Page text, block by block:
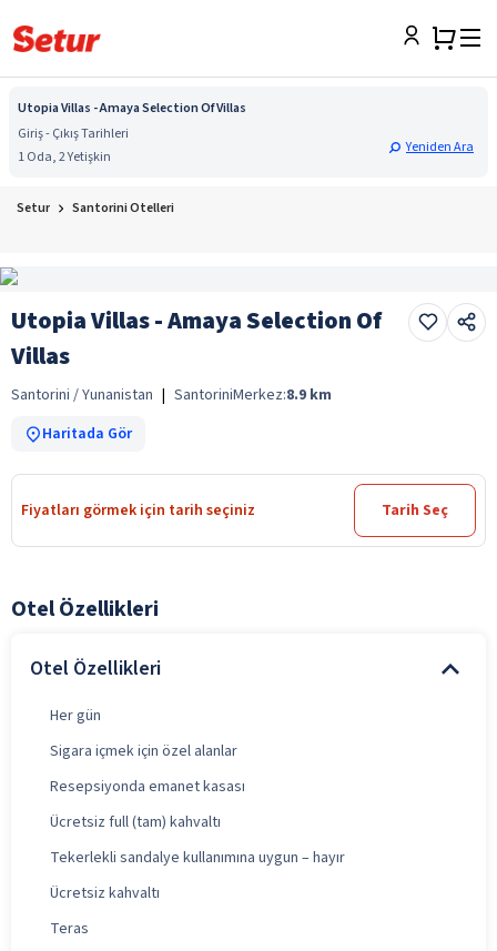
Utopia Villas - Amaya Selection Of Villas
Giriş - Çıkış Tarihleri
1 Oda, 2 Yetişkin
Yeniden Ara
Setur Santorini Otelleri
Utopia Villas - Amaya Selection Of
Villas
Santorini / Yunanistan | SantoriniMerkez:8.9 km
Haritada Gör
Fiyatları görmek için tarih seçiniz Tarih Seç
Otel Özellikleri
Otel Özellikleri
Her gün
Sigara içmek için özel alanlar
Resepsiyonda emanet kasası
Ücretsiz full (tam) kahvaltı
Tekerlekli sandalye kullanımına uygun – hayır
Ücretsiz kahvaltı
Teras